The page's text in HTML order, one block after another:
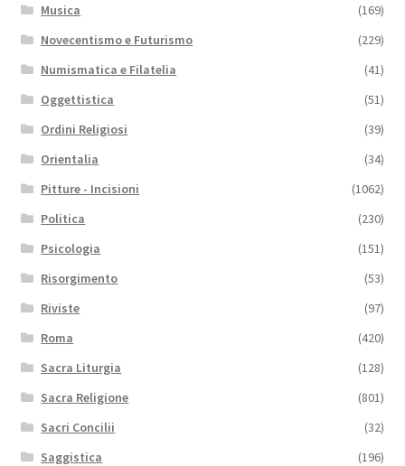
Musica
(169)
Novecentismo e Futurismo
(229)
Numismatica e Filatelia
(41)
Oggettistica
(51)
Ordini Religiosi
(39)
Orientalia
(34)
Pitture - Incisioni
(1062)
Politica
(230)
Psicologia
(151)
Risorgimento
(53)
Riviste
(97)
Roma
(420)
Sacra Liturgia
(128)
Sacra Religione
(801)
Sacri Concilii
(32)
Saggistica
(196)